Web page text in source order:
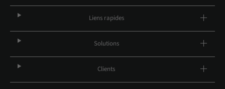
Liens rapides
Solutions
Clients